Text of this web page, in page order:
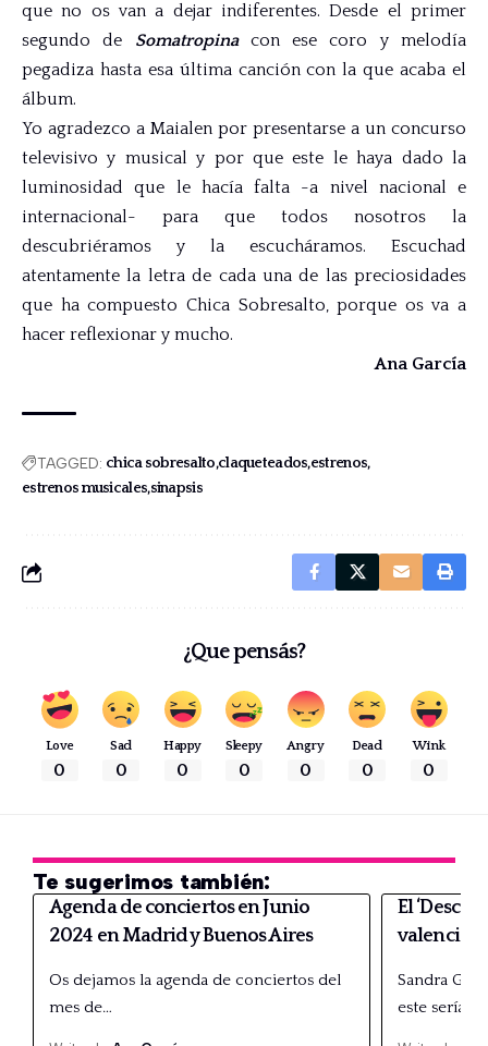
que no os van a dejar indiferentes. Desde el primer
segundo de Somatropina
con ese coro y melodía
pegadiza hasta esa última canción con la que acaba el
álbum.
Yo agradezco a Maialen por presentarse a un concurso
televisivo y musical y por que este le haya dado la
luminosidad que le hacía falta -a nivel nacional e
internacional- para que todos nosotros la
descubriéramos y la escucháramos. Escuchad
atentamente la letra de cada una de las preciosidades
que ha compuesto Chica Sobresalto, porque os va a
hacer reflexionar y mucho.
Ana García
TAGGED: chica sobresaltoclaqueteadosestrenos
estrenos musicalessinapsis
¿Que pensás?
Love
0
Sad
0
Happy
0
Sleepy
0
Angry
0
Dead
0
Wink
0
Te sugerimos también:
Agenda de conciertos en Junio
2024 en Madrid y Buenos Aires
Os dejamos la agenda de conciertos del
mes de…
El
Sandra
este sería